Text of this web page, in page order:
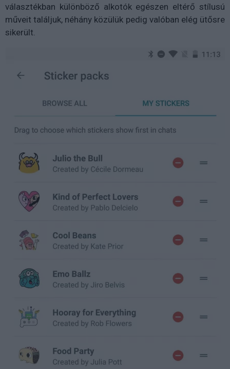
választékban különböző alkotók egészen eltérő stílusú
műveit találjuk, néhány közülük pedig valóban elég ütősre
sikerült.